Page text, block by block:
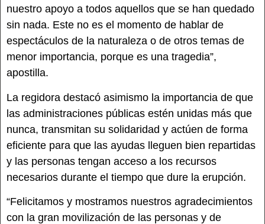
nuestro apoyo a todos aquellos que se han quedado
sin nada. Este no es el momento de hablar de
espectáculos de la naturaleza o de otros temas de
menor importancia, porque es una tragedia”,
apostilla.
La regidora destacó asimismo la importancia de que
las administraciones públicas estén unidas más que
nunca, transmitan su solidaridad y actúen de forma
eficiente para que las ayudas lleguen bien repartidas
y las personas tengan acceso a los recursos
necesarios durante el tiempo que dure la erupción.
“Felicitamos y mostramos nuestros agradecimientos
con la gran movilización de las personas y de